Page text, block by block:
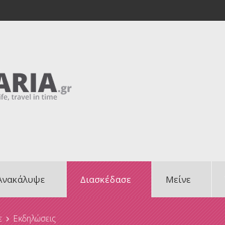
Διασκέδασε Μείνε
Εκδηλώσεις